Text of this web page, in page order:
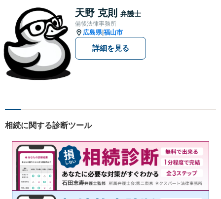
話しにくいことも安心してご
相談ください。あなたの気持
ちに寄り添い、丁寧にお応え
します。
天野 克則 弁護士
備後法律事務所
広島県|福山市
詳細を見る
相続に関する診断ツール